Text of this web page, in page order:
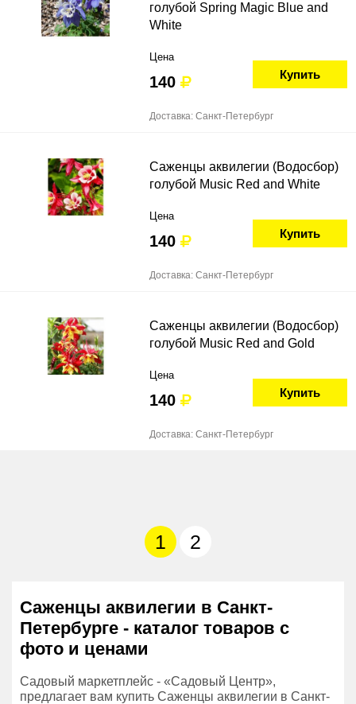
голубой Spring Magic Blue and
White
Цена
140 Купить
Доставка: Санкт-Петербург
Саженцы аквилегии (Водосбор)
голубой Music Red and White
Цена
140 Купить
Доставка: Санкт-Петербург
Саженцы аквилегии (Водосбор)
голубой Music Red and Gold
Цена
140 Купить
Доставка: Санкт-Петербург
1 2
Саженцы аквилегии в Санкт-
Петербурге - каталог товаров с
фото и ценами
Садовый маркетплейс - «Садовый Центр»,
предлагает вам купить Саженцы аквилегии в Санкт-